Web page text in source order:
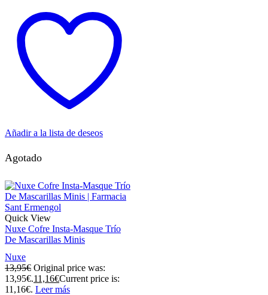
Añadir a la lista de deseos
Agotado
Quick View
Nuxe Cofre Insta-Masque Trío
De Mascarillas Minis
Nuxe
13,95€ Original price was:
13,95€.11,16€Current price is:
11,16€. Leer más